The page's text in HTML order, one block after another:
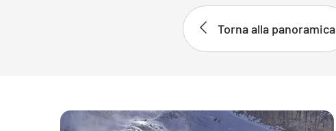
Torna alla panoramica